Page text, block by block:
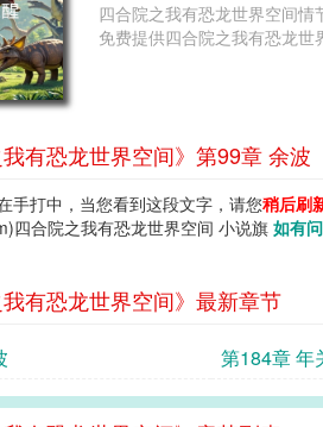
四合院之我有恐龙世界空间
免费提供四合院之我有恐龙世
我有恐龙世界空间》第99章 余波
手打中，当您看到这段文字，请您稍后刷
四合院之我有恐龙世界空间 小说旗 如有
我有恐龙世界空间》最新章节
第184章 年